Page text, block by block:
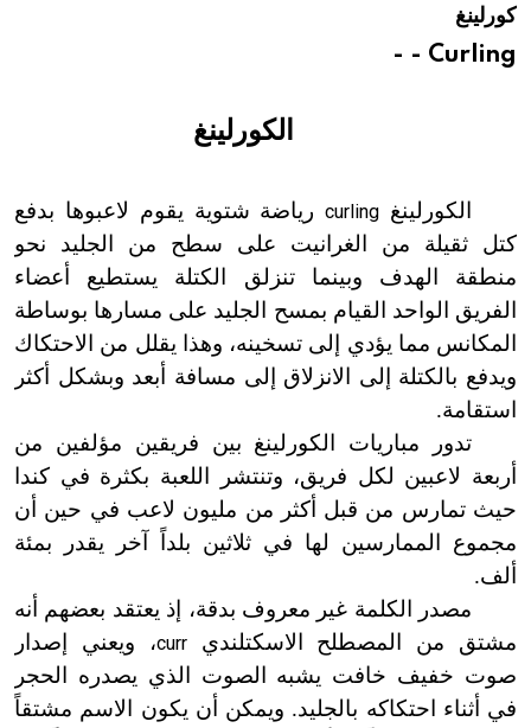
كورلينغ
Curling - -
الكورلينغ
الكورلينغ curlingرياضة شتوية يقوم لاعبوها بدفع
كتل ثقيلة من الغرانيت على سطح من الجليد نحو
منطقة الهدف وبينما تنزلق الكتلة يستطيع أعضاء
الفريق الواحد القيام بمسح الجليد على مسارها بوساطة
المكانس مما يؤدي إلى تسخينه، وهذا يقلل من الاحتكاك
ويدفع بالكتلة إلى الانزلاق إلى مسافة أبعد وبشكل أكثر
استقامة.
تدور مباريات الكورلينغ بين فريقين مؤلفين من
أربعة لاعبين لكل فريق، وتنتشر اللعبة بكثرة في كندا
حيث تمارس من قبل أكثر من مليون لاعب في حين أن
مجموع الممارسين لها في ثلاثين بلداً آخر يقدر بمئة
ألف.
مصدر الكلمة غير معروف بدقة، إذ يعتقد بعضهم أنه
مشتق من المصطلح الاسكتلنديcurr، ويعني إصدار
صوت خفيف خافت يشبه الصوت الذي يصدره الحجر
في أثناء احتكاكه بالجليد. ويمكن أن يكون الاسم مشتقاً